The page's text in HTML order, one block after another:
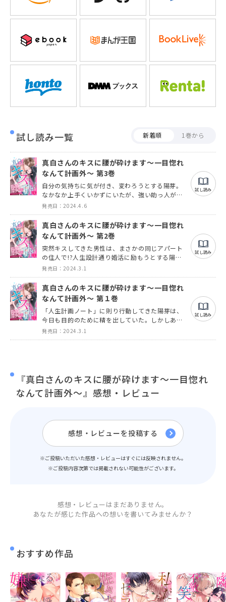
試し読み一覧 新着順 1巻から
真白さんのキスに腰が砕けます～一目惚れ
なんて計画外～ 第3巻
自分の気持ちに気が付き、変わろうとする陽芽。
なかなか上手くいかずにいたが、強い助っ人が現
れて!?ついに真白と…
発売日：2024.4.6
試し読み
真白さんのキスに腰が砕けます～一目惚れ
なんて計画外～ 第2巻
突然キスしてきた男性は、まさかの同じアパート
の住人で!?人生設計通り婚活に励もうとする陽芽
だったが…
発売日：2024.3.1
試し読み
真白さんのキスに腰が砕けます～一目惚れ
なんて計画外～ 第１巻
「人生計画ノート」に則り行動してきた陽芽は、
今日も目的のために精を出していた。しかしある
出会いから陽芽の心は乱されて!?
発売日：2024.3.1
試し読み
『真白さんのキスに腰が砕けます～一目惚れ
なんて計画外～』感想・レビュー
感想・レビューを投稿する
※ご投稿いただいた感想・レビューはすぐには反映されません。
※ご投稿内容次第では掲載されない可能性がございます。
感想・レビューはまだありません。
あなたが感じた作品への想いを書いてみませんか？
おすすめ作品